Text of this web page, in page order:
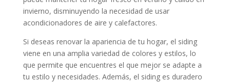
invierno, disminuyendo la necesidad de usar
acondicionadores de aire y calefactores.
Si deseas renovar la apariencia de tu hogar, el siding
viene en una amplia variedad de colores y estilos, lo
que permite que encuentres el que mejor se adapte a
tu estilo y necesidades. Además, el siding es duradero